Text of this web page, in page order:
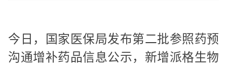
今日，国家医保局发布第二批参照药预
沟通增补药品信息公示，新增派格生物